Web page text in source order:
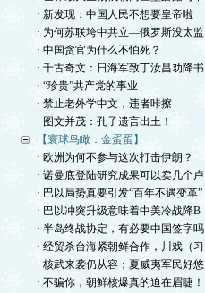
· 新发现：中国人民不想要皇帝啦
· 为何苏联垮中共立—俄罗斯没太监
· 中国贪官为什么不怕死？
· 千古奇文：日海军致丁汝昌劝降书
· “珍贵”共产党的事业
· 禁止老外学中文，违者咔擦
· 图文并茂：孔子遗言出土！
【寰球鸟瞰：金蛋蛋】
· 欧洲为何不参与这次打击伊朗？
· 诺曼底登陆研究成果可以卖几个卢
· 巴以局势真要引发“百年不遇变革”
· 巴以冲突升级意味着中美冷战降B
· 半岛终战协定，有必要中国签字吗
· 经贸杀台海紧朝鲜合作，川戏（习
· 核武来袭仍从容；夏威夷军民好悠
· 不骗你，朝鲜核爆真的迫在眉睫！